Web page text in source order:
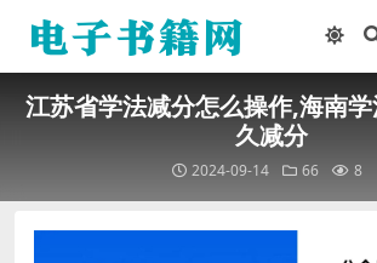
江苏省学法减分怎么操作,海南
久减分
2024-09-14 66 8